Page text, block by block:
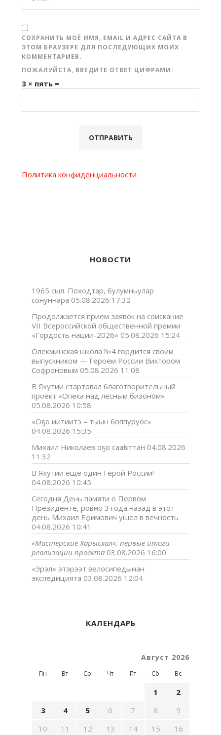
СОХРАНИТЬ МОЁ ИМЯ, EMAIL И АДРЕС САЙТА В
ЭТОМ БРАУЗЕРЕ ДЛЯ ПОСЛЕДУЮЩИХ МОИХ
КОММЕНТАРИЕВ.
ПОЖАЛУЙСТА, ВВЕДИТЕ ОТВЕТ ЦИФРАМИ:
3 × пять =
Политика конфиденциальности
НОВОСТИ
1965 сыл. Походтар, булумньулар
сонуннара 05.08.2026 17:32
Продолжается прием заявок на соискание
VII Всероссийской общественной премии
«Гордость нации-2026» 05.08.2026 15:24
Олекминская школа №4 гордится своим
выпускником — Героем России Виктором
Софроновым 05.08.2026 11:08
В Якутии стартовал благотворительный
проект «Опека над лесным бизоном»
05.08.2026 10:58
«Оҕо иитиитэ – тыын боппуруос»
04.08.2026 15:35
Михаил Николаев оҕо сааһыттан 04.08.2026
11:32
В Якутии еще один Герой России!
04.08.2026 10:45
Сегодня День памяти о Первом
Президенте, ровно 3 года назад в этот
день Михаил Ефимович ушел в вечность
04.08.2026 10:41
«Мастерские Харысхал»: первые итоги
реализации проекта 03.08.2026 16:00
«Эрэл» этэрээт велосипедынан
экспедицията 03.08.2026 12:04
КАЛЕНДАРЬ
Август 2026
Пн Вт Ср Чт Пт Сб Вс
1
2
3
4 5 6 7 8
9
10
11 12 13 14 15
16